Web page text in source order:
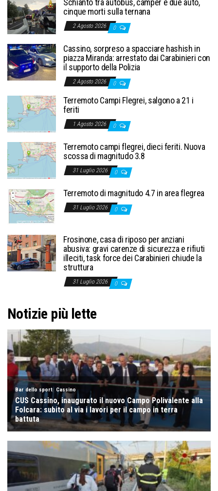
Schianto tra autobus, camper e due auto,
cinque morti sulla ternana
2 Agosto 2026 0
Cassino, sorpreso a spacciare hashish in
piazza Miranda: arrestato dai Carabinieri con
il supporto della Polizia
2 Agosto 2026 0
Terremoto Campi Flegrei, salgono a 21 i
feriti
1 Agosto 2026 0
Terremoto campi flegrei, dieci feriti. Nuova
scossa di magnitudo 3.8
31 Luglio 2026 0
Terremoto di magnitudo 4.7 in area flegrea
31 Luglio 2026 0
Frosinone, casa di riposo per anziani
abusiva: gravi carenze di sicurezza e rifiuti
illeciti, task force dei Carabinieri chiude la
struttura
31 Luglio 2026 0
Notizie più lette